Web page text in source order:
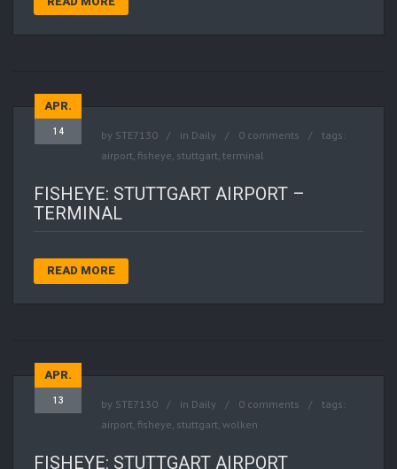
APR.
14 by STE7130 in Daily 0 comments
tags:
airport fisheye stuttgart terminal
FISHEYE: STUTTGART AIRPORT –
TERMINAL
READ MORE
APR.
13 by STE7130 in Daily 0 comments
tags:
airport fisheye stuttgart wolken
FISHEYE: STUTTGART AIRPORT